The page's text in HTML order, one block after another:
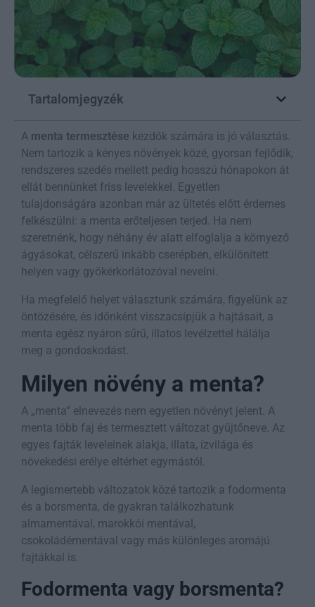
Tartalomjegyzék
A menta termesztése kezdők számára is jó választás.
Nem tartozik a kényes növények közé, gyorsan fejlődik,
rendszeres szedés mellett pedig hosszú hónapokon át
ellát bennünket friss levelekkel. Egyetlen
tulajdonságára azonban már az ültetés előtt érdemes
felkészülni: a menta erőteljesen terjed. Ha nem
szeretnénk, hogy néhány év alatt elfoglalja a környező
ágyásokat, célszerű inkább cserépben, elkülönített
helyen vagy gyökérkorlátozóval nevelni.
Ha megfelelő helyet választunk számára, figyelünk az
öntözésére, és időnként visszacsípjük a hajtásait, a
menta egész nyáron sűrű, illatos levélzettel hálálja
meg a gondoskodást.
Milyen növény a menta?
A „menta” elnevezés nem egyetlen növényt jelent. A
menta több faj és termesztett változat gyűjtőneve. Az
egyes fajták leveleinek alakja, illata, ízvilága és
növekedési erélye eltérhet egymástól.
A legismertebb változatok közé tartozik a fodormenta
és a borsmenta, de gyakran találkozhatunk
almamentával, marokkói mentával,
csokoládémentával vagy más különleges aromájú
fajtákkal is.
Fodormenta vagy borsmenta?